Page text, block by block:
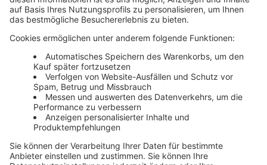
Haufe Media Sales
Alle Werbeformen, Werbeträger und Zielmärkte an einem
Ort. Haufe Media Sales bietet Ihnen einen breiten
Überblick um Werbemaßnahmen unkompliziert zu
buchen und schnell umzusetzen.